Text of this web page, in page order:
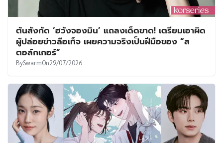
ต้นสังกัด ‘ฮวังจองมิน’ แถลงเด็ดขาด! เตรียมเอาผิด
ผู้ปล่อยข่าวลือเท็จ เผยความจริงเป็นฝีมือของ “ส
ตอล์กเกอร์”
BySwarmOn29/07/2026